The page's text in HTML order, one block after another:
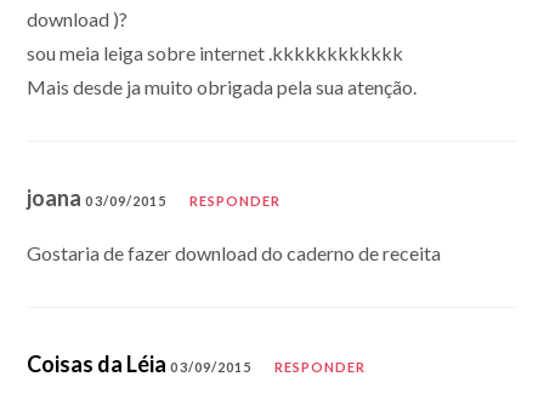
download )?
sou meia leiga sobre internet .kkkkkkkkkkkk
Mais desde ja muito obrigada pela sua atenção.
joana03/09/2015 RESPONDER
Gostaria de fazer download do caderno de receita
Coisas da Léia 03/09/2015 RESPONDER